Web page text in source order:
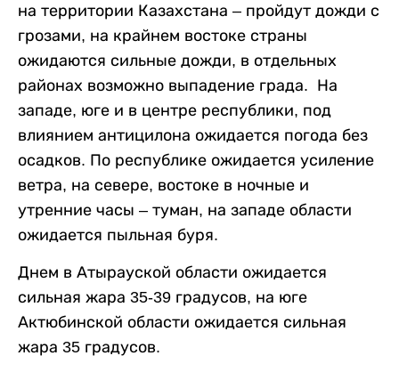
на территории Казахстана – пройдут дожди с
грозами, на крайнем востоке страны
ожидаются сильные дожди, в отдельных
районах возможно выпадение града. На
западе, юге и в центре республики, под
влиянием антицилона ожидается погода без
осадков. По республике ожидается усиление
ветра, на севере, востоке в ночные и
утренние часы – туман, на западе области
ожидается пыльная буря.
Днем в Атырауской области ожидается
сильная жара 35-39 градусов, на юге
Актюбинской области ожидается сильная
жара 35 градусов.